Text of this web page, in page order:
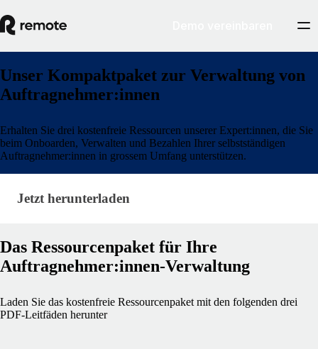
Unser Kompaktpaket zur Verwaltung von
Auftragnehmer:innen
Erhalten Sie drei kostenfreie Ressourcen unserer Expert:innen, die Sie
beim Onboarden, Verwalten und Bezahlen Ihrer selbstständigen
Auftragnehmer:innen in grossem Umfang unterstützen.
Jetzt herunterladen · research/contractor-
Jetzt herunterladen
Das Ressourcenpaket für Ihre
Auftragnehmer:innen-Verwaltung
Laden Sie das kostenfreie Ressourcenpaket mit den folgenden drei
PDF-Leitfäden herunter